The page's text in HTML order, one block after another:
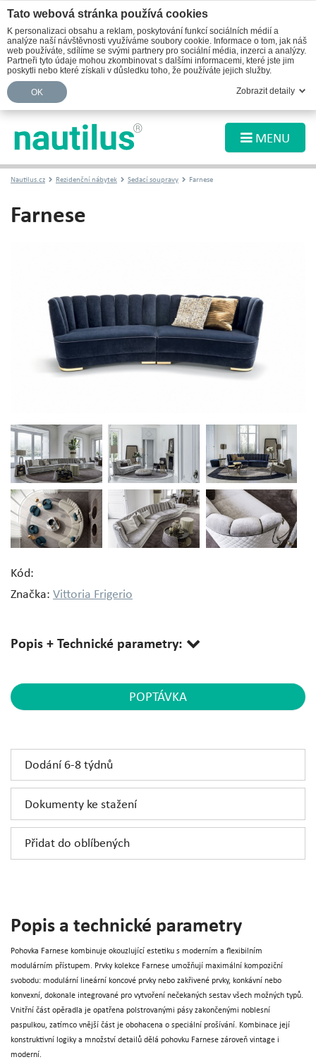
MENU
Nautilus.cz Rezidenční nábytek Sedací soupravy Farnese
Farnese
Kód:
Značka: Vittoria Frigerio
Popis + Technické parametry:
POPTÁVKA
Přidat do oblíbených
Dokumenty ke stažení
Dodání 6-8 týdnů
Popis a technické parametry
Pohovka Farnese kombinuje okouzlující estetiku s moderním a flexibilním
modulárním přístupem. Prvky kolekce Farnese umožňují maximální kompoziční
svobodu: modulární lineární koncové prvky nebo zakřivené prvky, konkávní nebo
konvexní, dokonale integrované pro vytvoření nečekaných sestav všech možných typů.
Vnitřní část opěradla je opatřena polstrovanými pásy zakončenými noblesní
paspulkou, zatímco vnější část je obohacena o speciální prošívání. Kombinace její
konstruktivní logiky a množství detailů dělá pohovku Farnese zároveň vintage i
moderní.
Tato webová stránka používá cookies
K personalizaci obsahu a reklam, poskytování funkcí sociálních médií a
analýze naší návštěvnosti využíváme soubory cookie. Informace o tom, jak náš
web používáte, sdílíme se svými partnery pro sociální média, inzerci a analýzy.
Partneři tyto údaje mohou zkombinovat s dalšími informacemi, které jste jim
poskytli nebo které získali v důsledku toho, že používáte jejich služby.
OK Zobrazit detaily